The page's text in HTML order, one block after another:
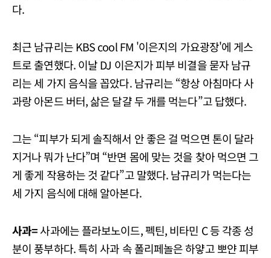
다.
최근 남규리는 KBS cool FM '이은지의 가요광장'에 게스
트로 출연했다. 이날 DJ 이은지가 피부 비결을 묻자 남규
리는 세 가지 음식을 꼽았다. 남규리는 “항상 아침마다 사
과랑 아몬드 버터, 삶은 달걀 두 개를 먹는다”고 답했다.
그는 “피부가 되게 솔직해서 안 좋은 걸 먹으면 톤이 달라
지거나 뭐가 난다”며 “반면 몸에 맞는 것을 찾아 먹으면 그
게 좋게 작용하는 것 같다”고 말했다. 남규리가 먹는다는
세 가지 음식에 대해 알아본다.
사과=사과에는 플라보노이드, 펙틴, 비타민 C 등 각종 성
분이 풍부하다. 특히 사과 속 폴리페놀은 하얗고 뽀얀 피부